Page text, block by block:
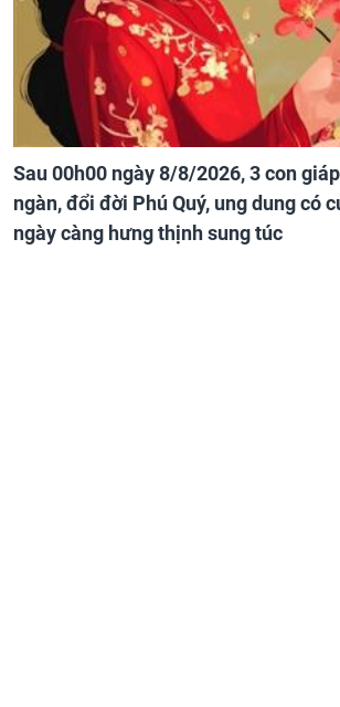
Sau 00h00 ngày 8/8/2026, 3 con
ngàn, đổi đời Phú Quý, ung dung có
ngày càng hưng thịnh sung túc